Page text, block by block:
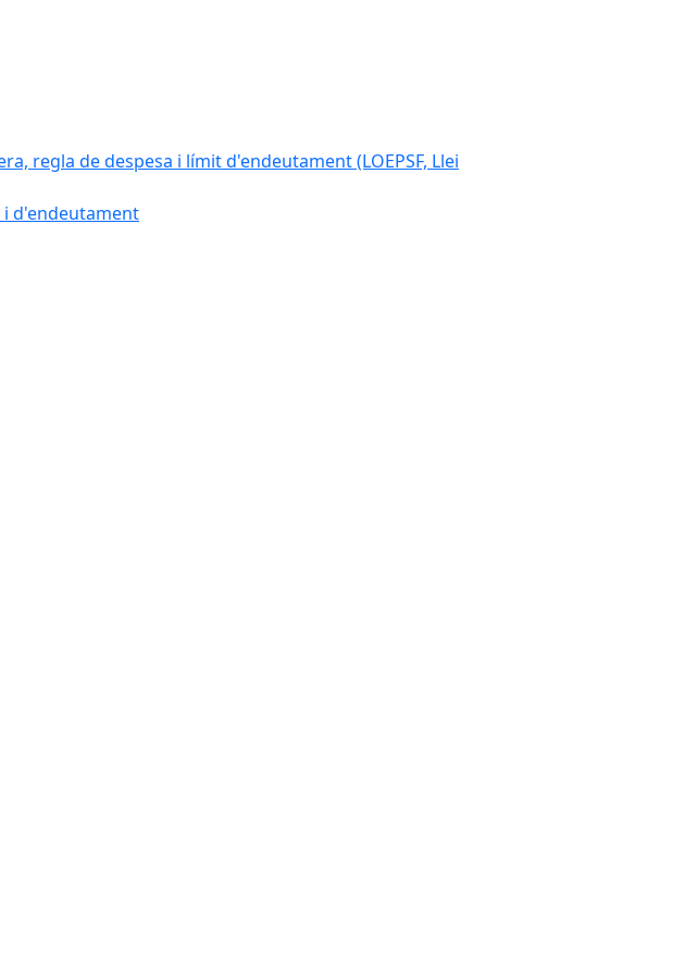
regla de despesa i límit d'endeutament (LOEPSF, Llei
d'endeutament